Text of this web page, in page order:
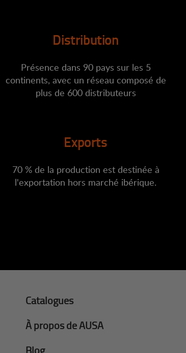
Distribution
Présence dans 90 pays sur les 5
continents, avec un réseau composé de
plus de 600 distributeurs
Exports
70 % de la production est destinée à
l'exportation hors marché ibérique.
Catalogues
À propos de AUSA
Blog